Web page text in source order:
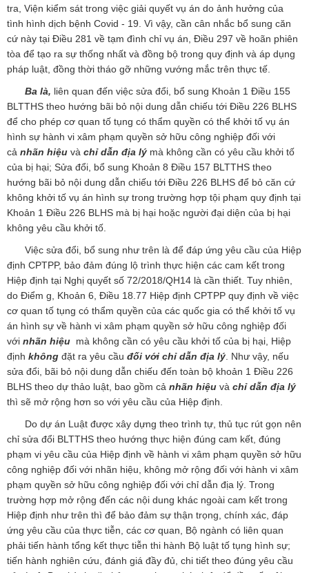
tra, Viện kiểm sát trong việc giải quyết vụ án do ảnh hưởng của
tình hình dịch bệnh Covid - 19. Vì vậy, cần cân nhắc bổ sung căn
cứ này tại Điều 281 về tạm đình chỉ vụ án, Điều 297 về hoãn phiên
tòa để tạo ra sự thống nhất và đồng bộ trong quy định và áp dụng
pháp luật, đồng thời tháo gỡ những vướng mắc trên thực tế.
Ba là, liên quan đến việc sửa đổi, bổ sung Khoản 1 Điều 155
BLTTHS theo hướng bãi bỏ nội dung dẫn chiếu tới Điều 226 BLHS
để cho phép cơ quan tố tụng có thẩm quyền có thể khởi tố vụ án
hình sự hành vi xâm phạm quyền sở hữu công nghiệp đối với
cả nhãn hiệu và chỉ dẫn địa lý mà không cần có yêu cầu khởi tố
của bị hại; Sửa đổi, bổ sung Khoản 8 Điều 157 BLTTHS theo
hướng bãi bỏ nội dung dẫn chiếu tới Điều 226 BLHS để bỏ căn cứ
không khởi tố vụ án hình sự trong trường hợp tội phạm quy định tại
Khoản 1 Điều 226 BLHS mà bị hại hoặc người đại diện của bị hại
không yêu cầu khởi tố.
Việc sửa đổi, bổ sung như trên là để đáp ứng yêu cầu của Hiệp
định CPTPP, bảo đảm đúng lộ trình thực hiện các cam kết trong
Hiệp định tại Nghị quyết số 72/2018/QH14 là cần thiết. Tuy nhiên,
do Điểm g, Khoản 6, Điều 18.77 Hiệp định CPTPP quy định về việc
cơ quan tố tụng có thẩm quyền của các quốc gia có thể khởi tố vụ
án hình sự về hành vi xâm phạm quyền sở hữu công nghiệp đối
với nhãn hiệu mà không cần có yêu cầu khởi tố của bị hại, Hiệp
định không đặt ra yêu cầu đối với chỉ dẫn địa lý. Như vậy, nếu
sửa đổi, bãi bỏ nội dung dẫn chiếu đến toàn bộ khoản 1 Điều 226
BLHS theo dự thảo luật, bao gồm cả nhãn hiệu và chỉ dẫn địa lý
thì sẽ mở rộng hơn so với yêu cầu của Hiệp định.
Do dự án Luật được xây dựng theo trình tự, thủ tục rút gọn nên
chỉ sửa đổi BLTTHS theo hướng thực hiện đúng cam kết, đúng
phạm vi yêu cầu của Hiệp định về hành vi xâm phạm quyền sở hữu
công nghiệp đối với nhãn hiệu, không mở rộng đối với hành vi xâm
phạm quyền sở hữu công nghiệp đối với chỉ dẫn địa lý. Trong
trường hợp mở rộng đến các nội dung khác ngoài cam kết trong
Hiệp định như trên thì để bảo đảm sự thận trọng, chính xác, đáp
ứng yêu cầu của thực tiễn, các cơ quan, Bộ ngành có liên quan
phải tiến hành tổng kết thực tiễn thi hành Bộ luật tố tụng hình sự;
tiến hành nghiên cứu, đánh giá đầy đủ, chi tiết theo đúng yêu cầu